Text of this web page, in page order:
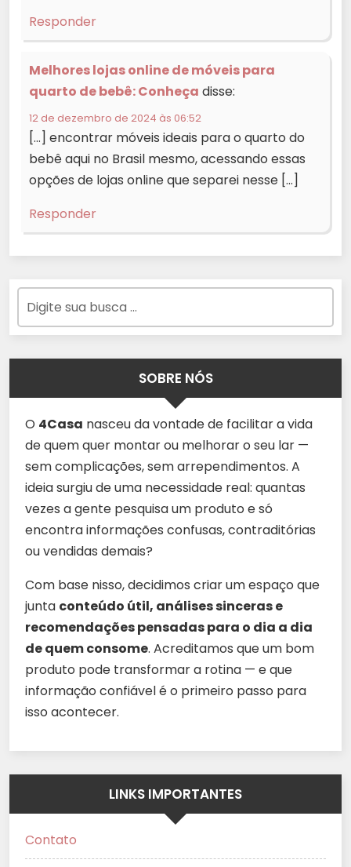
Responder
Melhores lojas online de móveis para
quarto de bebê: Conheça disse:
12 de dezembro de 2024 às 06:52
[…] encontrar móveis ideais para o quarto do
bebê aqui no Brasil mesmo, acessando essas
opções de lojas online que separei nesse […]
Responder
SOBRE NÓS
O 4Casa nasceu da vontade de facilitar a vida
de quem quer montar ou melhorar o seu lar —
sem complicações, sem arrependimentos. A
ideia surgiu de uma necessidade real: quantas
vezes a gente pesquisa um produto e só
encontra informações confusas, contraditórias
ou vendidas demais?
Com base nisso, decidimos criar um espaço que
junta conteúdo útil, análises sinceras e
recomendações pensadas para o dia a dia
de quem consome. Acreditamos que um bom
produto pode transformar a rotina — e que
informação confiável é o primeiro passo para
isso acontecer.
LINKS IMPORTANTES
Contato